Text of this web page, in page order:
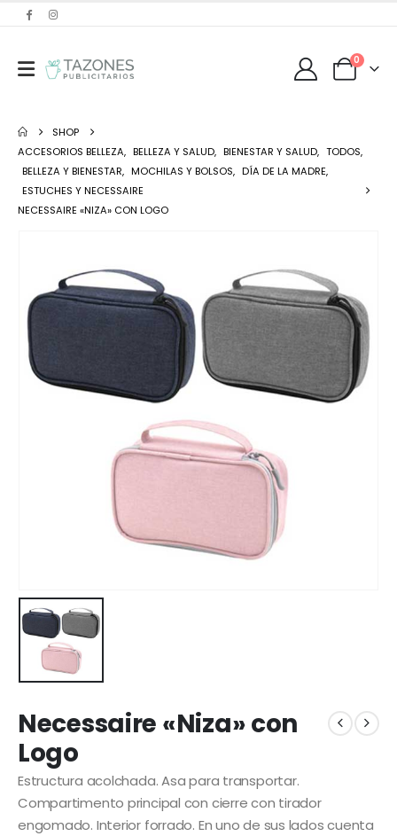
0
SHOP
ACCESORIOS BELLEZA, BELLEZA Y SALUD, BIENESTAR Y SALUD, TODOS,
BELLEZA Y BIENESTAR, MOCHILAS Y BOLSOS, DÍA DE LA MADRE,
ESTUCHES Y NECESSAIRE
NECESSAIRE «NIZA» CON LOGO
Necessaire «Niza» con
Logo
Estructura acolchada. Asa para transportar.
Compartimento principal con cierre con tirador
engomado. Interior forrado. En uno de sus lados cuenta